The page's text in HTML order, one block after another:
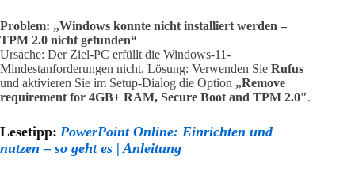
Problem: „Windows konnte nicht installiert werden –
TPM 2.0 nicht gefunden“
Ursache: Der Ziel-PC erfüllt die Windows-11-
Mindestanforderungen nicht. Lösung: Verwenden Sie Rufus
und aktivieren Sie im Setup-Dialog die Option „Remove
requirement for 4GB+ RAM, Secure Boot and TPM 2.0″.
Lesetipp: PowerPoint Online: Einrichten und
nutzen – so geht es | Anleitung